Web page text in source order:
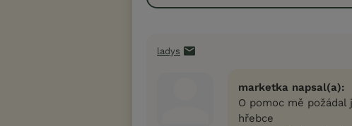
ladys
marketka napsal(a):
O pomoc mě
hřebce